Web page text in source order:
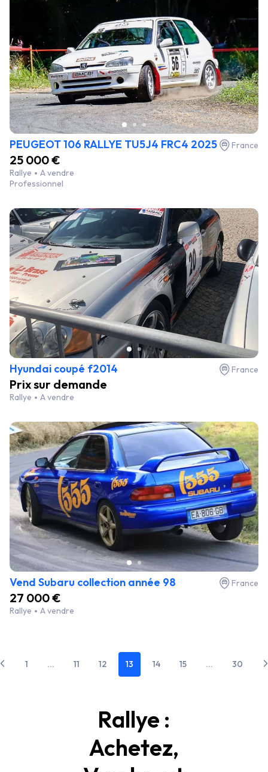
PEUGEOT 106 RALLYE TU5J4 FRC4 2025 France
25 000 €
Rallye
A vendre
Professionnel
Hyundai coupé f2014 France
Prix sur demande
Rallye A vendre
Vend Subaru collection année 98 France
27 000 €
Rallye A vendre
1 ... 11 12 13 14 15 ... 30
Rallye :
Achetez,